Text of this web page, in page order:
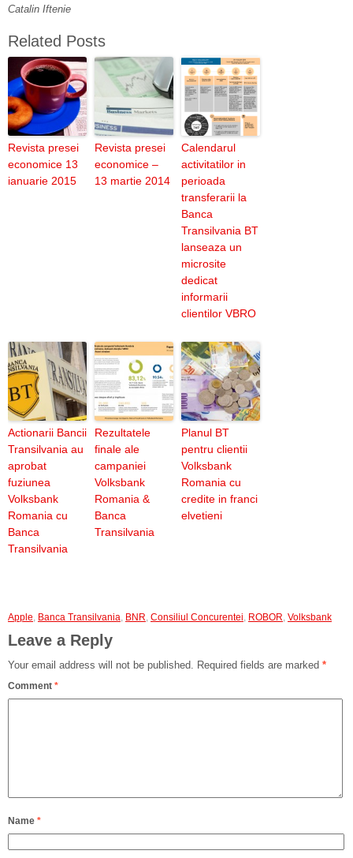
Catalin Iftenie
Related Posts
Revista presei
economice 13
ianuarie 2015
Revista presei
economice –
13 martie 2014
Calendarul
activitatilor in
perioada
transferarii la
Banca
Transilvania BT
lanseaza un
microsite
dedicat
informarii
clientilor VBRO
Actionarii Bancii
Transilvania au
aprobat
fuziunea
Volksbank
Romania cu
Banca
Transilvania
Rezultatele
finale ale
campaniei
Volksbank
Romania &
Banca
Transilvania
Planul BT
pentru clientii
Volksbank
Romania cu
credite in franci
elvetieni
Apple, Banca Transilvania, BNR, Consiliul Concurentei, ROBOR, Volksbank
Leave a Reply
Your email address will not be published. Required fields are marked *
Comment *
Name *